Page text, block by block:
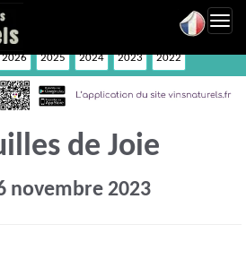
2026 2025 2024 2023 2022
de Joie
novembre 2023